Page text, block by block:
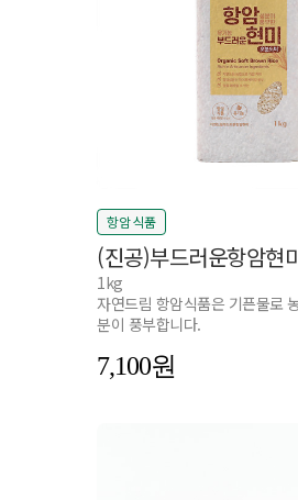
항암 식품
(진공)부드러운항암현
1kg
자연드림 항암식품은 기픈물로
분이 풍부합니다.
7,100